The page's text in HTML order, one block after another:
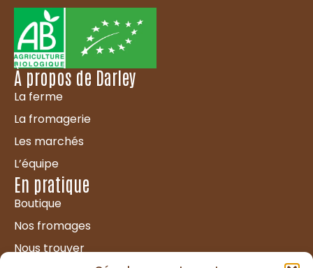
À propos de Darley
La ferme
La fromagerie
Les marchés
L’équipe
En pratique
Boutique
Nos fromages
Nous trouver